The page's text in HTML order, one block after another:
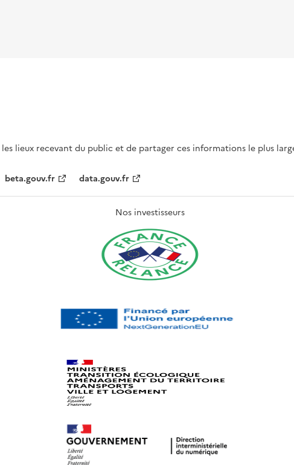
lieux recevant du public et de partager ces informations le plus
beta.gouv.fr data.gouv.fr
Nos investisseurs